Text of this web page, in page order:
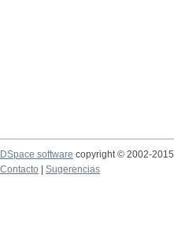
DSpace software copyright © 2002-2015
Contacto
Sugerencias